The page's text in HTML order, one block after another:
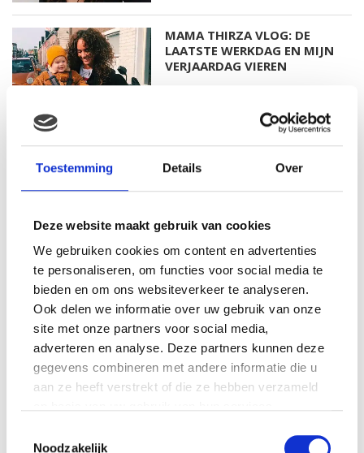
Toestemming Details Over
Deze website maakt gebruik van cookies
We gebruiken cookies om content en advertenties
te personaliseren, om functies voor social media te
bieden en om ons websiteverkeer te analyseren.
Ook delen we informatie over uw gebruik van onze
site met onze partners voor social media,
adverteren en analyse. Deze partners kunnen deze
gegevens combineren met andere informatie die u
aan ze heeft verstrekt of die ze hebben verzameld
Noodzakelijk
MAMA THIRZA VLOG: DE
LAATSTE WERKDAG EN MIJN
VERJAARDAG VIEREN
MAMA THIRZA VLOG: HET IS
MAMA THIRZA VLOG: OP
VAKANTIE & TWEE ZIEKE
KINDEREN
MAMA CARMEN VLOG:
SCHOLEN ZIJN WEER
BEGONNEN & TANDEN BLEKEN